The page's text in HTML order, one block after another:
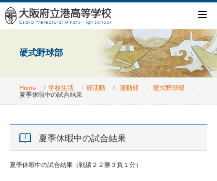
硬式野球部
Home 学校生活 部活動 運動部
硬式野球部
夏季休暇中の試合結果
夏季休暇中の試合結果
夏季休暇中の試合結果（戦績２２勝３負１分）